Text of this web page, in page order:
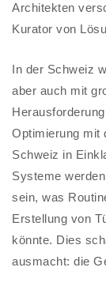
Architekten
Kurator von
In der Schweiz
aber auch mit
Optimierung mit
Schweiz in
Systeme
sein, was
Erstellung von
könnte. Dies
ausmacht: die